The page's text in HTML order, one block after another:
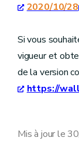
2020/10/28
Si vous
vigueur et
de la version
https://
Mis à jour le